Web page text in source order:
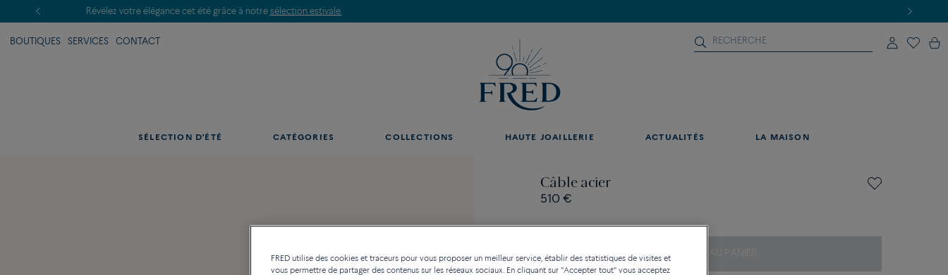
BOUTIQUES SERVICES CONTACT
SÉLECTION D'ÉTÉ CATÉGORIES COLLECTIONS HAUTE JOAILLERIE ACTUALITÉS LA MAISON
Câble acier
510 €
AJOUTER AU PANIER
FRED utilise des cookies et traceurs pour vous proposer un meilleur service, établir des statistiques de visites et
vous permettre de partager des contenus sur les réseaux sociaux. En cliquant sur "Accepter tout" vous acceptez